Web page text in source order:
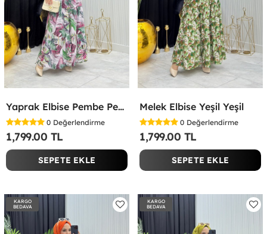
Yaprak Elbise Pembe Pembe
0 Değerlendirme
1,799.00 TL
SEPETE EKLE
Melek Elbise Yeşil Yeşil
0 Değerlendirme
1,799.00 TL
SEPETE EKLE
KARGO
BEDAVA
KARGO
BEDAVA